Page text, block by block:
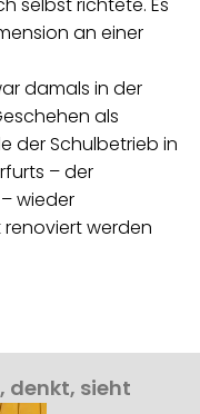
an einer
damals in der
als
der Schulbetrieb in
– der
wieder
werden
denkt, sieht